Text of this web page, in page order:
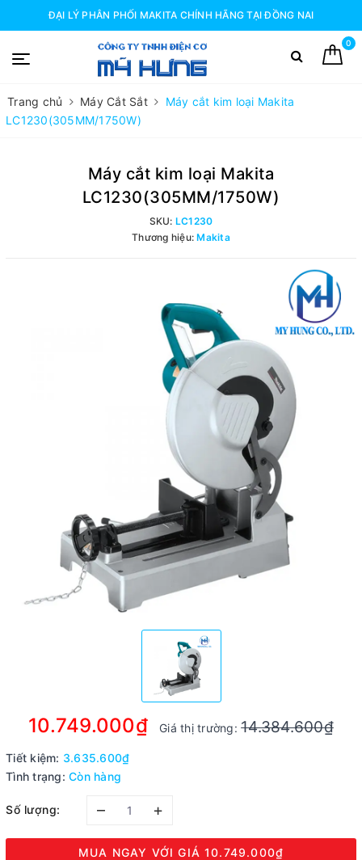
ĐẠI LÝ PHÂN PHỐI MAKITA CHÍNH HÃNG TẠI ĐỒNG NAI
0
Trang chủ Máy Cắt Sắt
Máy cắt kim loại Makita
LC1230(305MM/1750W)
Máy cắt kim loại Makita
LC1230(305MM/1750W)
SKU: LC1230
Thương hiệu:Makita
10.749.000₫ Giá thị trường:14.384.600₫
Tiết kiệm: 3.635.600₫
Tình trạng: Còn hàng
Số lượng: – +
MUA NGAY VỚI GIÁ10.749.000₫